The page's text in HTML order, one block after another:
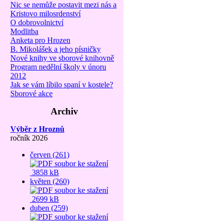
Nic se nemůže postavit mezi nás a
Kristovo milosrdenství
O dobrovolnictví
Modlitba
Anketa pro Hrozen
B. Mikolášek a jeho písničky
Nové knihy ve sborové knihovně
Program nedělní školy v únoru
2012
Jak se vám líbilo spaní v kostele?
Sborové akce
Archiv
Výběr z Hroznů
ročník 2026
červen (261)
3858 kB
květen (260)
2699 kB
duben (259)